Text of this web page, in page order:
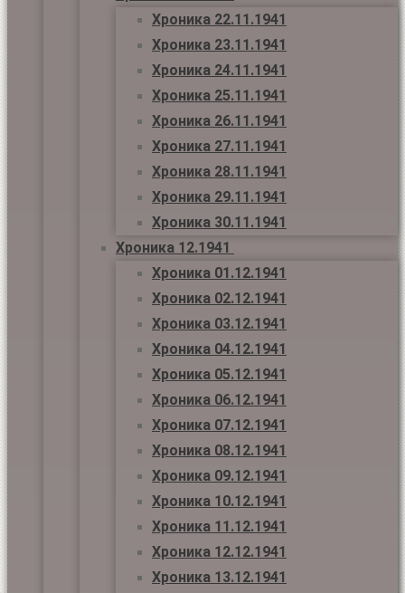
Хроника 22.11.1941
Хроника 23.11.1941
Хроника 24.11.1941
Хроника 25.11.1941
Хроника 26.11.1941
Хроника 27.11.1941
Хроника 28.11.1941
Хроника 29.11.1941
Хроника 30.11.1941
Хроника 12.1941
Хроника 01.12.1941
Хроника 02.12.1941
Хроника 03.12.1941
Хроника 04.12.1941
Хроника 05.12.1941
Хроника 06.12.1941
Хроника 07.12.1941
Хроника 08.12.1941
Хроника 09.12.1941
Хроника 10.12.1941
Хроника 11.12.1941
Хроника 12.12.1941
Хроника 13.12.1941